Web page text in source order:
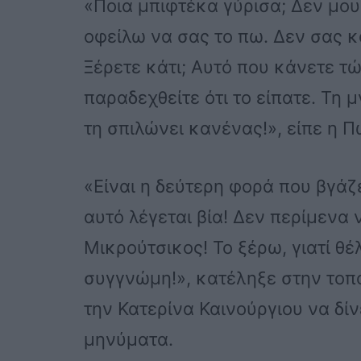
«Ποια μπιφτέκα γύρισα; Δεν
οφείλω να σας το πω. Δεν σας
Ξέρετε κάτι; Αυτό που κάνετε
παραδεχθείτε ότι το είπατε.
τη σπιλώνει κανένας!», είπε η
«Είναι η δεύτερη φορά που
αυτό λέγεται βία! Δεν
Μικρούτσικος! Το ξέρω, γιατί
συγγνώμη!», κατέληξε στην
την Κατερίνα Καινούργιου να
μηνύματα.